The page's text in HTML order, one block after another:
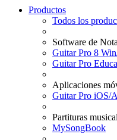
Productos
Todos los
Software de
Guitar Pro 8
Guitar Pro
Aplicaciones
Guitar Pro iOS/
Partituras
MySongBook